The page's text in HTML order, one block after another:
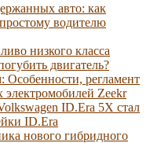
авто: как
водителю
низкого класса
двигатель?
регламент
Zeekr
ID.Era 5X стал
ID.Era
нового гибридного